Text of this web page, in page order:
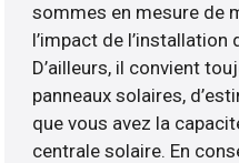
sommes en mesure de
l’impact de l’installation
D’ailleurs, il convient
panneaux solaires,
que vous avez la
centrale solaire. En